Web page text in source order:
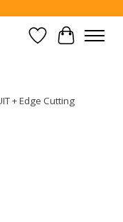
Liste dePanier
+ Edge Cutting